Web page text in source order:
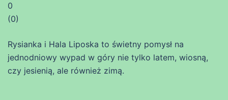
0
(0)
Rysianka i Hala Liposka to świetny pomysł na
jednodniowy wypad w góry nie tylko latem, wiosną,
czy jesienią, ale również zimą.